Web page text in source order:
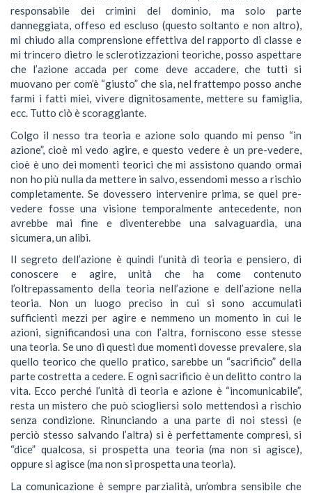
responsabile dei crimini del dominio, ma solo parte
danneggiata, offeso ed escluso (questo soltanto e non altro),
mi chiudo alla comprensione effettiva del rapporto di classe e
mi trincero dietro le sclerotizzazioni teoriche, posso aspettare
che l’azione accada per come deve accadere, che tutti si
muovano per com’è “giusto” che sia, nel frattempo posso anche
farmi i fatti miei, vivere dignitosamente, mettere su famiglia,
ecc. Tutto ciò è scoraggiante.
Colgo il nesso tra teoria e azione solo quando mi penso “in
azione”, cioè mi vedo agire, e questo vedere è un pre-vedere,
cioè è uno dei momenti teorici che mi assistono quando ormai
non ho più nulla da mettere in salvo, essendomi messo a rischio
completamente. Se dovessero intervenire prima, se quel pre-
vedere fosse una visione temporalmente antecedente, non
avrebbe mai fine e diventerebbe una salvaguardia, una
sicumera, un alibi.
Il segreto dell’azione è quindi l’unità di teoria e pensiero, di
conoscere e agire, unità che ha come contenuto
l’oltrepassamento della teoria nell’azione e dell’azione nella
teoria. Non un luogo preciso in cui si sono accumulati
sufficienti mezzi per agire e nemmeno un momento in cui le
azioni, significandosi una con l’altra, forniscono esse stesse
una teoria. Se uno di questi due momenti dovesse prevalere, sia
quello teorico che quello pratico, sarebbe un “sacrificio” della
parte costretta a cedere. E ogni sacrificio è un delitto contro la
vita. Ecco perché l’unità di teoria e azione è “incomunicabile”,
resta un mistero che può sciogliersi solo mettendosi a rischio
senza condizione. Rinunciando a una parte di noi stessi (e
perciò stesso salvando l’altra) si è perfettamente compresi, si
“dice” qualcosa, si prospetta una teoria (ma non si agisce),
oppure si agisce (ma non si prospetta una teoria).
La comunicazione è sempre parzialità, un’ombra sensibile che